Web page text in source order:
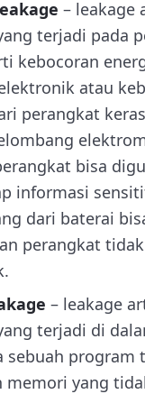
– leakage
terjadi pada
kebocoran
atau
perangkat
bisa
informasi
dari baterai
perangkat
– leakage
terjadi di
sebuah program
memori yang